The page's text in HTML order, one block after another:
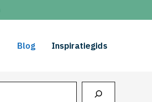
Blog Inspiratiegids